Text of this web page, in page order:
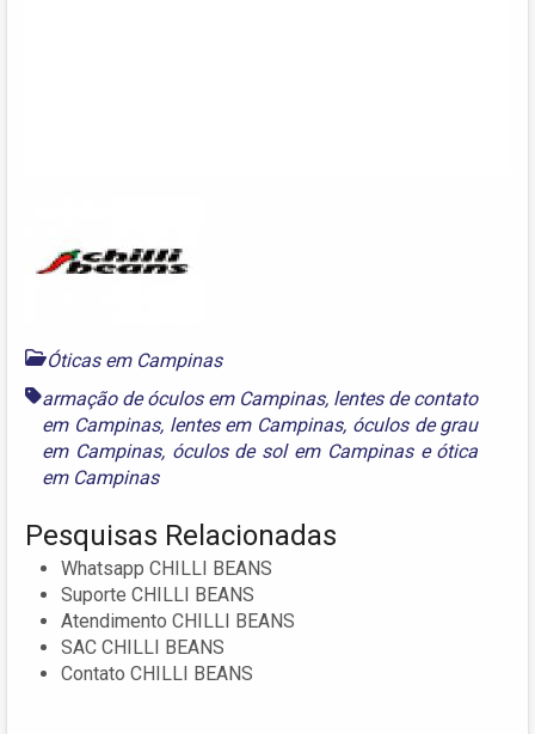
Óticas em Campinas
armação de óculos em Campinas, lentes de contato
em Campinas, lentes em Campinas, óculos de grau
em Campinas, óculos de sol em Campinase ótica
em Campinas
Pesquisas Relacionadas
Whatsapp CHILLI BEANS
Suporte CHILLI BEANS
Atendimento CHILLI BEANS
SAC CHILLI BEANS
Contato CHILLI BEANS